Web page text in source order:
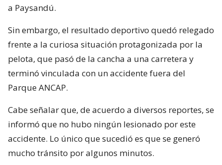
a Paysandú.
Sin embargo, el resultado deportivo quedó relegado
frente a la curiosa situación protagonizada por la
pelota, que pasó de la cancha a una carretera y
terminó vinculada con un accidente fuera del
Parque ANCAP.
Cabe señalar que, de acuerdo a diversos reportes, se
informó que no hubo ningún lesionado por este
accidente. Lo único que sucedió es que se generó
mucho tránsito por algunos minutos.